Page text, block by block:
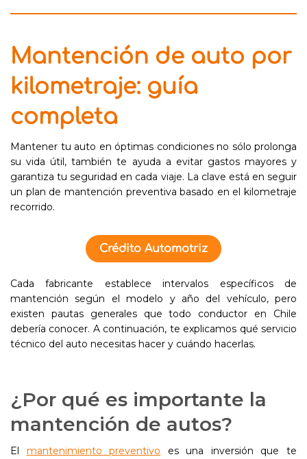
Mantención de auto por
kilometraje: guía
completa
Mantener tu auto en óptimas condiciones no sólo prolonga
su vida útil, también te ayuda a evitar gastos mayores y
garantiza tu seguridad en cada viaje. La clave está en seguir
un plan de mantención preventiva basado en el kilometraje
recorrido.
Crédito Automotriz
Cada fabricante establece intervalos específicos de
mantención según el modelo y año del vehículo, pero
existen pautas generales que todo conductor en Chile
debería conocer. A continuación, te explicamos qué servicio
técnico del auto necesitas hacer y cuándo hacerlas.
¿Por qué es importante la
mantención de autos?
El mantenimiento preventivo es una inversión que te